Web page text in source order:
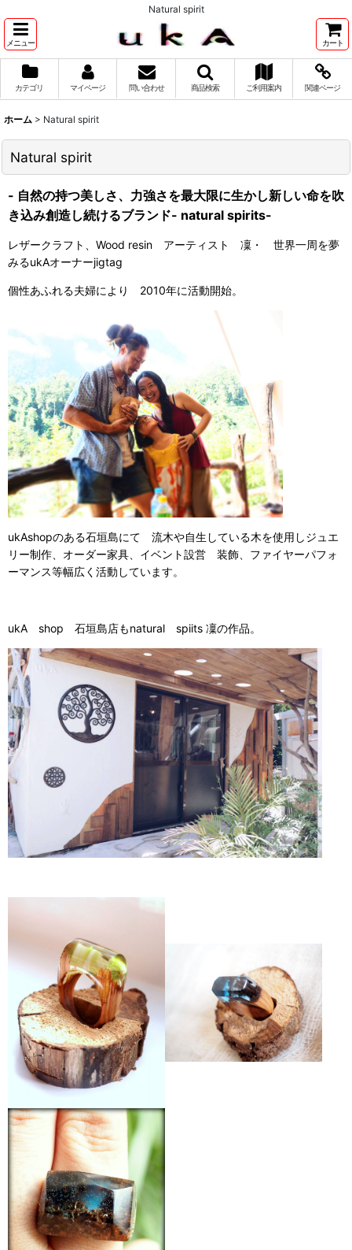
Natural spirit
メニュー カート
カテゴリ マイページ 問い合わせ 商品検索 ご利用案内 関連ページ
ホーム > Natural spirit
Natural spirit
- 自然の持つ美しさ、力強さを最大限に生かし新しい命を吹
き込み創造し続けるブランド- natural spirits-
レザークラフト、Wood resin アーティスト 凜・ 世界一周を夢
みるukAオーナーjigtag
個性あふれる夫婦により 2010年に活動開始。
ukAshopのある石垣島にて 流木や自生している木を使用しジュエ
リー制作、オーダー家具、イベント設営 装飾、ファイヤーパフォ
ーマンス等幅広く活動しています。
ukA shop 石垣島店もnatural spiits 凜の作品。